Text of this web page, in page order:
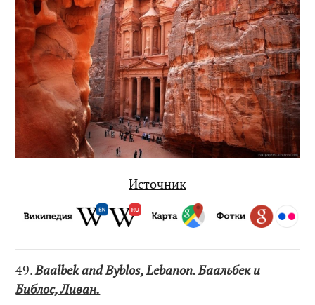
Источник
49.Baalbek and Byblos, Lebanon. Баальбек и
Библос, Ливан.